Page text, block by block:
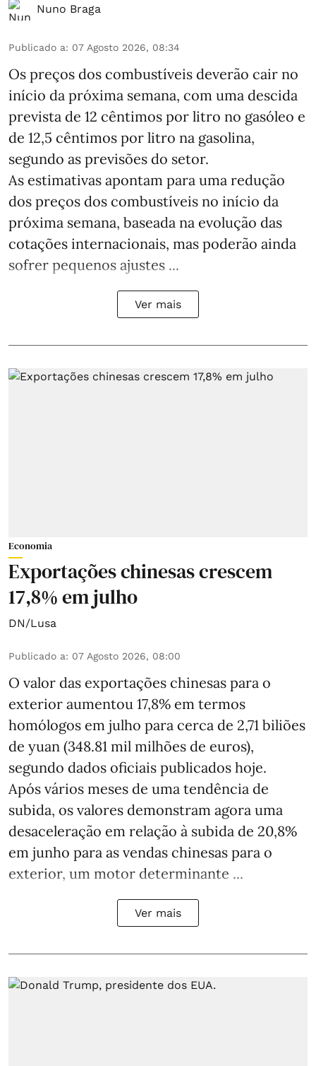
Nuno Braga
Publicado a: 07 Agosto 2026, 08:34
Os preços dos combustíveis deverão cair no
início da próxima semana, com uma descida
prevista de 12 cêntimos por litro no gasóleo e
de 12,5 cêntimos por litro na gasolina,
segundo as previsões do setor.
As estimativas apontam para uma redução
dos preços dos combustíveis no início da
próxima semana, baseada na evolução das
cotações internacionais, mas poderão ainda
sofrer pequenos ajustes ...
Ver mais
Economia
Exportações chinesas crescem
17,8% em julho
DN/Lusa
Publicado a: 07 Agosto 2026, 08:00
O valor das exportações chinesas para o
exterior aumentou 17,8% em termos
homólogos em julho para cerca de 2,71 biliões
de yuan (348.81 mil milhões de euros),
segundo dados oficiais publicados hoje.
Após vários meses de uma tendência de
subida, os valores demonstram agora uma
desaceleração em relação à subida de 20,8%
em junho para as vendas chinesas para o
exterior, um motor determinante ...
Ver mais